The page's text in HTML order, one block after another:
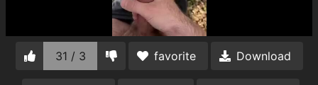
31 / 3 favorite Download